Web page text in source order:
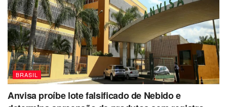
BRASIL
Anvisa proíbe lote falsificado de Nebido e